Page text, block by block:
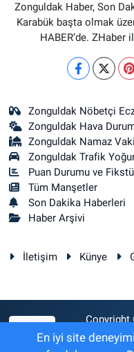
Zonguldak Haber, Son
Karabük başta olmak
HABER’de. ZHaber
Zonguldak Nöbetçi
Zonguldak Hava
Zonguldak Namaz
Zonguldak Trafik
Puan Durumu ve
Tüm Manşetler
Son Dakika Haberleri
Haber Arşivi
İletişim Künye
Copyright
En iyi site